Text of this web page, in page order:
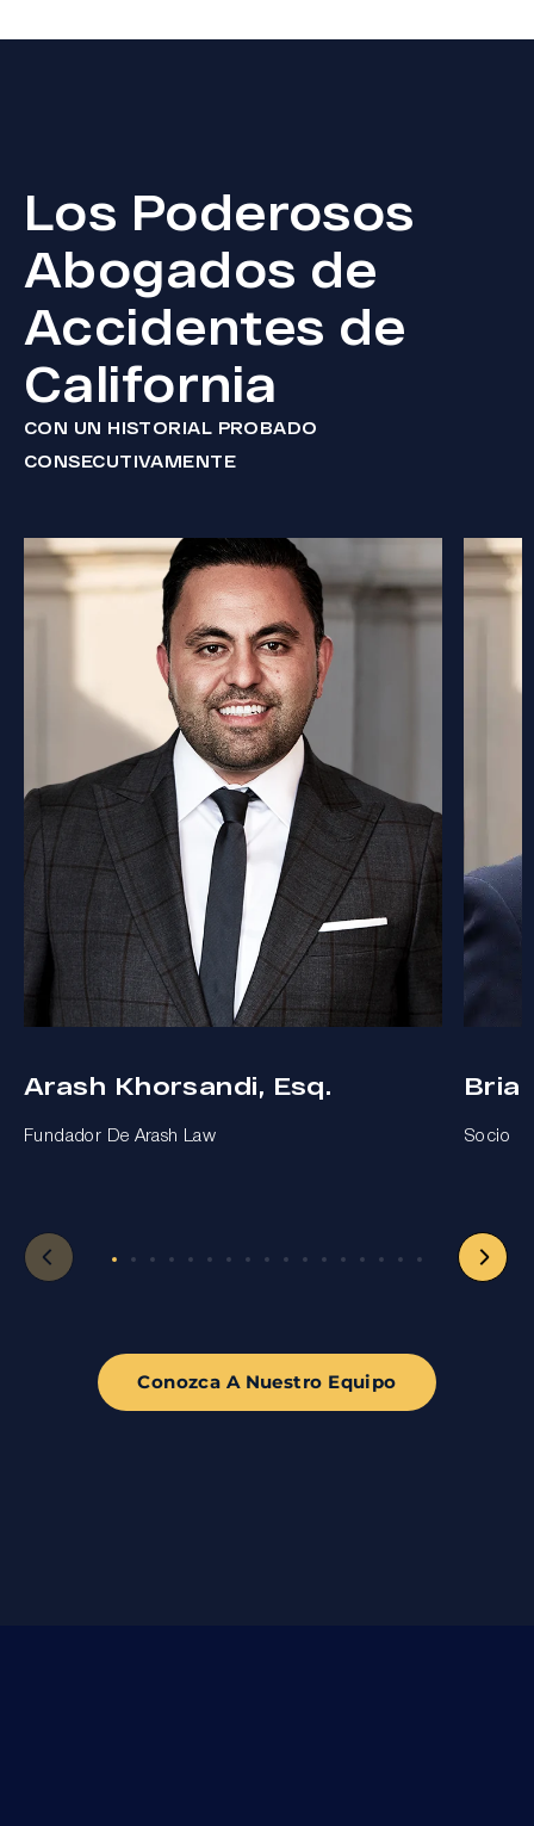
Los Poderosos
Abogados de
Accidentes de
California
CON UN HISTORIAL PROBADO
CONSECUTIVAMENTE
Arash Khorsandi, Esq.
Fundador De Arash Law Socio
Conozca A Nuestro Equipo